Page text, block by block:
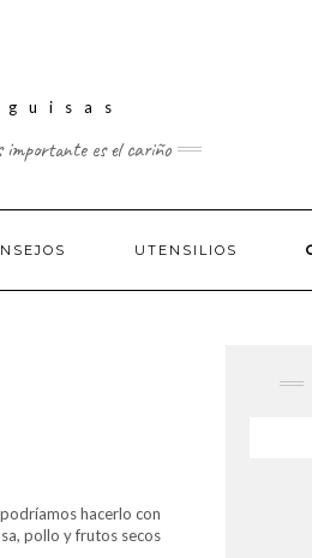
importante es el cariño
UTENSILIOS
hacerlo con
pollo y frutos secos